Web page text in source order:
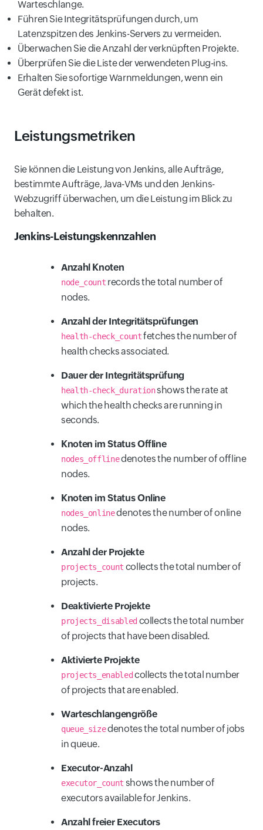
Warteschlange.
Führen Sie Integritätsprüfungen durch, um
Latenzspitzen des Jenkins-Servers zu vermeiden.
Überwachen Sie die Anzahl der verknüpften Projekte.
Überprüfen Sie die Liste der verwendeten Plug-ins.
Erhalten Sie sofortige Warnmeldungen, wenn ein
Gerät defekt ist.
Leistungsmetriken
Sie können die Leistung von Jenkins, alle Aufträge,
bestimmte Aufträge, Java-VMs und den Jenkins-
Webzugriff überwachen, um die Leistung im Blick zu
behalten.
Jenkins-Leistungskennzahlen
Anzahl Knoten
node_count records the total number of
nodes.
Anzahl der Integritätsprüfungen
health-check_countfetches the number of
health checks associated.
Dauer der Integritätsprüfung
health-check_durationshows the rate at
which the health checks are running in
seconds.
Knoten im Status Offline
nodes_offlinedenotes the number of offline
nodes.
Knoten im Status Online
nodes_onlinedenotes the number of online
nodes.
Anzahl der Projekte
projects_count collects the total number of
projects.
Deaktivierte Projekte
projects_disabledcollects the total number
of projects that have been disabled.
Aktivierte Projekte
projects_enabledcollects the total number
of projects that are enabled.
Warteschlangengröße
queue_sizedenotes the total number of jobs
in queue.
Executor-Anzahl
executor_count shows the number of
executors available for Jenkins.
Anzahl freier Executors